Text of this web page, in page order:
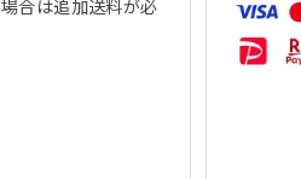
場合は追加送料が必